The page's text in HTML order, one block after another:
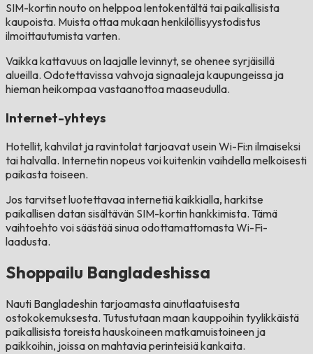
SIM-kortin nouto on helppoa lentokentältä tai paikallisista
kaupoista. Muista ottaa mukaan henkilöllisyystodistus
ilmoittautumista varten.
Vaikka kattavuus on laajalle levinnyt, se ohenee syrjäisillä
alueilla. Odotettavissa vahvoja signaaleja kaupungeissa ja
hieman heikompaa vastaanottoa maaseudulla.
Internet-yhteys
Hotellit, kahvilat ja ravintolat tarjoavat usein Wi-Fi:n ilmaiseksi
tai halvalla. Internetin nopeus voi kuitenkin vaihdella melkoisesti
paikasta toiseen.
Jos tarvitset luotettavaa internetiä kaikkialla, harkitse
paikallisen datan sisältävän SIM-kortin hankkimista. Tämä
vaihtoehto voi säästää sinua odottamattomasta Wi-Fi-
laadusta.
Shoppailu Bangladeshissa
Nauti Bangladeshin tarjoamasta ainutlaatuisesta
ostokokemuksesta. Tutustutaan maan kauppoihin tyylikkäistä
paikallisista toreista hauskoineen matkamuistoineen ja
paikkoihin, joissa on mahtavia perinteisiä kankaita.